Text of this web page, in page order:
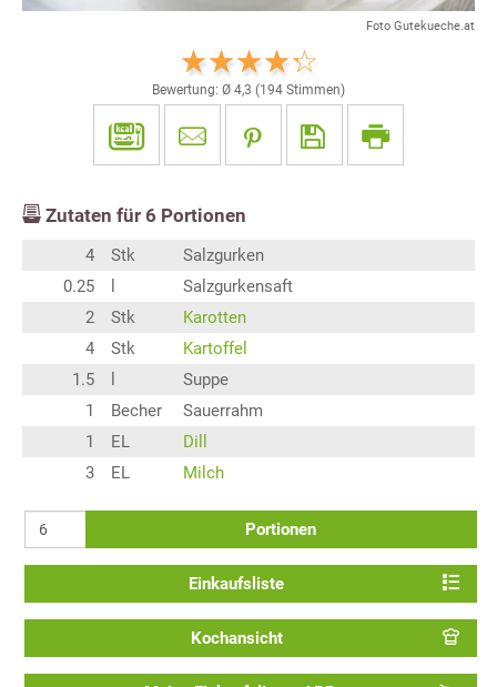
Foto Gutekueche.at
Bewertung: Ø 4,3 (194 Stimmen)
Zutaten für 6 Portionen
4 Stk
Salzgurken
0.25
Salzgurkensaft
2
Stk
Karotten
4
Stk
Kartoffel
1.5
Suppe
1
Becher
Sauerrahm
1
EL
Dill
3
EL Milch
Portionen
Einkaufsliste
Kochansicht